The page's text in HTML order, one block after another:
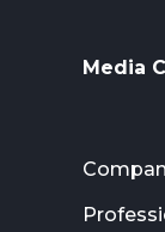
Media